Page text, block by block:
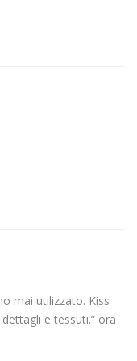
mai utilizzato. Kiss
e tessuti.” ora